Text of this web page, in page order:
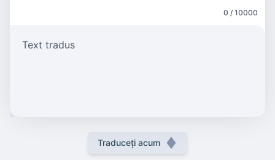
0 / 10000
Text tradus
Traduceți acum